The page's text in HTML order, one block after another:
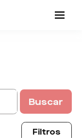
Buscar
Filtros